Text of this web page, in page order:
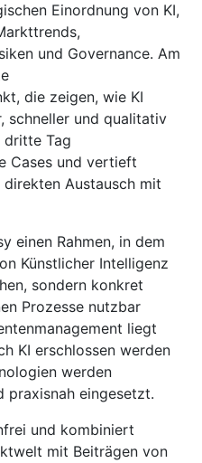
Einordnung von KI,
und Governance. Am
die zeigen, wie KI
schneller und qualitativ
Tag
Cases und vertieft
Austausch mit
einen Rahmen, in dem
Künstlicher Intelligenz
sondern konkret
Prozesse nutzbar
liegt
KI erschlossen werden
werden
praxisnah eingesetzt.
und kombiniert
mit Beiträgen von